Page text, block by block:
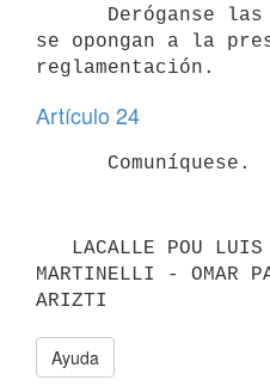
se opongan a la
Artículo 24
MARTINELLI - OMAR
ARIZTI
Ayuda